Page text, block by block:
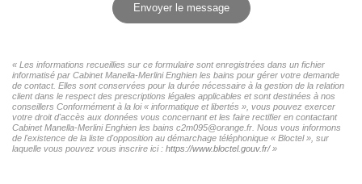
Envoyer le message
« Les informations recueillies sur ce formulaire sont enregistrées dans un fichier
informatisé par Cabinet Manella-Merlini Enghien les bains pour gérer votre demande
de contact. Elles sont conservées pour la durée nécessaire à la gestion de la relation
client dans le respect des prescriptions légales applicables et sont destinées à nos
conseillers Conformément à la loi « informatique et libertés », vous pouvez exercer
votre droit d'accès aux données vous concernant et les faire rectifier en contactant
Cabinet Manella-Merlini Enghien les bains c2m095@orange.fr. Nous vous informons
de l'existence de la liste d'opposition au démarchage téléphonique « Bloctel », sur
laquelle vous pouvez vous inscrire ici : https://www.bloctel.gouv.fr/»